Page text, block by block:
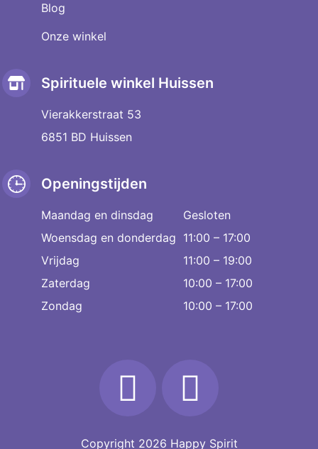
Blog
Onze winkel
Spirituele winkel Huissen
Vierakkerstraat 53
6851 BD Huissen
Openingstijden
Maandag en dinsdag
Gesloten
Woensdag en donderdag 11:00 – 17:00
Vrijdag
11:00 – 19:00
Zaterdag
10:00 – 17:00
Zondag
10:00 – 17:00
Copyright 2026 Happy Spirit